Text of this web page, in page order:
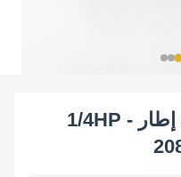
محرك مروحة مكثف 48 إطار - 1/4HP